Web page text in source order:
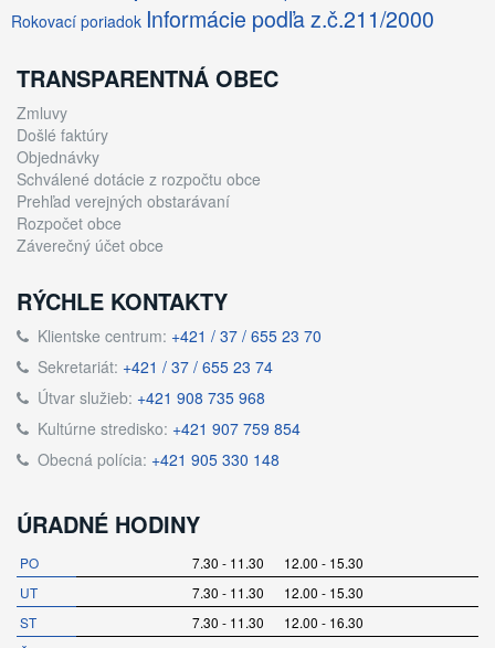
Rokovací poriadok Informácie podľa z.č.211/2000
TRANSPARENTNÁ OBEC
Zmluvy
Došlé faktúry
Objednávky
Schválené dotácie z rozpočtu obce
Prehľad verejných obstarávaní
Rozpočet obce
Záverečný účet obce
RÝCHLE KONTAKTY
Klientske centrum: +421 / 37 / 655 23 70
Sekretariát: +421 / 37 / 655 23 74
Útvar služieb: +421 908 735 968
Kultúrne stredisko: +421 907 759 854
Obecná polícia: +421 905 330 148
ÚRADNÉ HODINY
PO
7.30 - 11.30 12.00 - 15.30
UT
7.30 - 11.30 12.00 - 15.30
ST
7.30 - 11.30 12.00 - 16.30